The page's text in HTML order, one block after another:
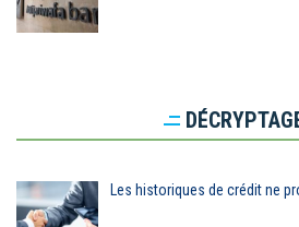
Les historiques de crédit ne